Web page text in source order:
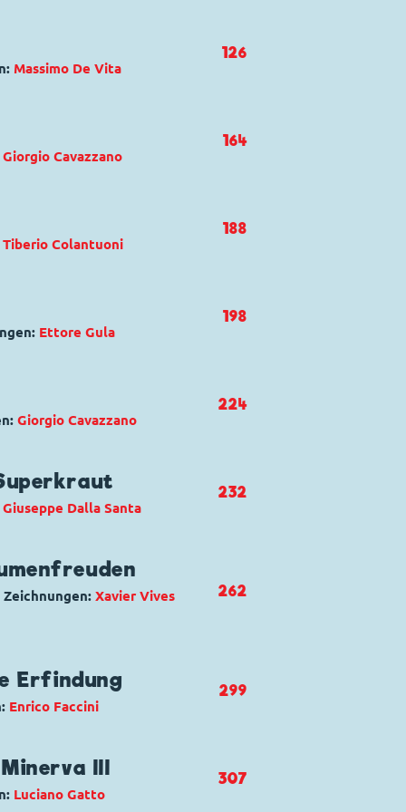
del naturale
Massimo De Vita
126
Giorgio Cavazzano
164
Tiberio Colantuoni
188
Ettore Gula
198
Giorgio Cavazzano
,Dagobert Duck
224
Giuseppe Dalla Santa
,Dagobert Duck
232
Xavier Vives
Mickey
262
Erfindung
Enrico Faccini
avvolgispaghetti
299
III
Luciano Gatto
307